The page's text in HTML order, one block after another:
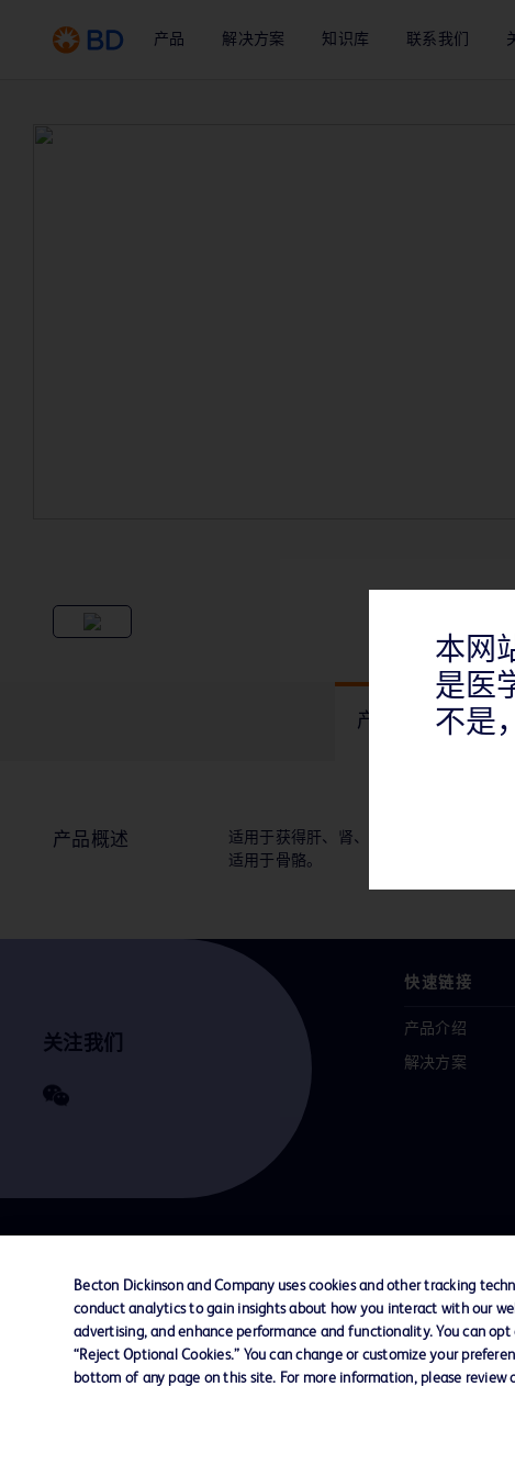
产品 解决方案 知识库 联系我们
产品概述
产品概述
适用于获得肝、肾、前列腺、脾、淋巴结
适用于骨骼。
关注我们
快速链接
产品介绍
解决方案
联系我们 Cookie 政策 隐私政策 使用条款
© 2026 BD. All rights reserved. BD and the BD
are trademarks of Becton, Dickinson and
本网
是医
不是
Becton Dickinson and Company uses cookies and other tracking
conduct analytics to gain insights about how you interact with our
advertising, and enhance performance and functionality. You can
“Reject Optional Cookies.” You can change or customize your
bottom of any page on this site. For more information, please review